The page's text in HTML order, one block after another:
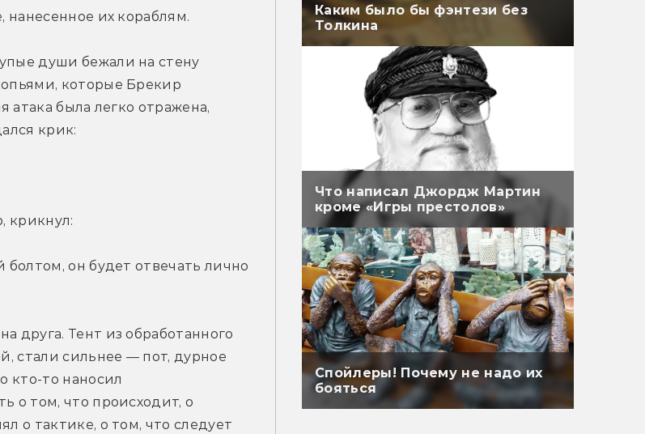
нанесенное их кораблям.
души бежали на стену
которые Брекир
атака была легко отражена,
крик:
крикнул:
он будет отвечать лично
друга. Тент из обработанного
стали сильнее — пот, дурное
кто-то наносил
о том, что происходит, о
о тактике, о том, что следует
Каким было бы фэнтези без
Толкина
Что написал Джордж Мартин
кроме «Игры престолов»
Спойлеры! Почему не надо их
бояться